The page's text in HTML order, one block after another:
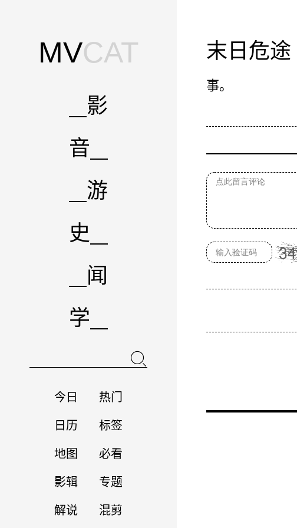
MVCAT
影
音
游
史
闻
学
今日 热门
日历 标签
地图 必看
影辑 专题
解说 混剪
末日危途
事。